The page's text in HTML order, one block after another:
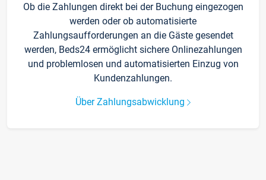
Ob die Zahlungen direkt bei der Buchung eingezogen
werden oder ob automatisierte
Zahlungsaufforderungen an die Gäste gesendet
werden, Beds24 ermöglicht sichere Onlinezahlungen
und problemlosen und automatisierten Einzug von
Kundenzahlungen.
Über Zahlungsabwicklung